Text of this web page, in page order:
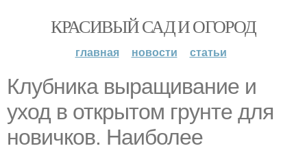
КРАСИВЫЙ САД И ОГОРОД
главная новости статьи
Клубника выращивание и
уход в открытом грунте для
новичков. Наиболее